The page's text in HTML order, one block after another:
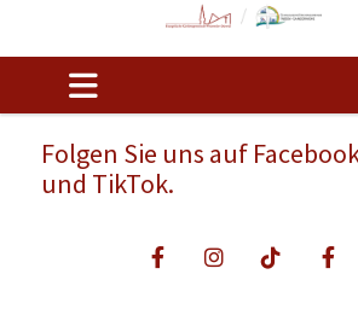
Folgen Sie uns auf
und TikTok.